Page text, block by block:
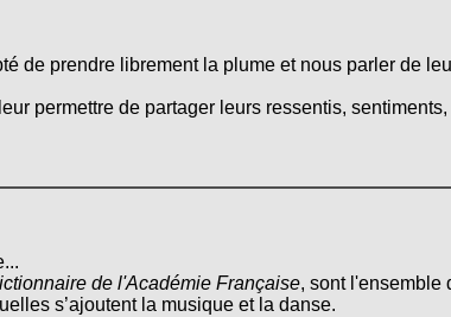
de prendre librement la plume et nous parler de
permettre de partager leurs ressentis,
de l'Académie Française, sont l'ensemble
s’ajoutent la musique et la danse.